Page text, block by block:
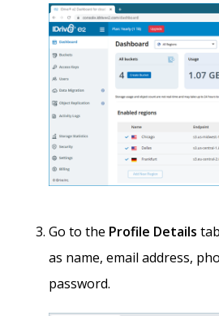
Go to the Profile Details
as name, email address,
password.